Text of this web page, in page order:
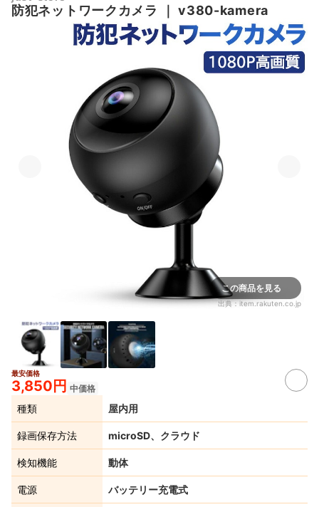
防犯ネットワークカメラ ｜v380-kamera
この商品を見る
出典：item.rakuten.co.jp
最安価格
3,850円 中価格
種類 屋内用
録画保存方法 microSD、クラウド
検知機能 動体
電源 バッテリー充電式